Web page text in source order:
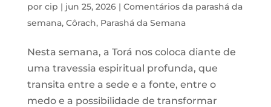
por cip | jun 25, 2026| Comentários da parashá da
semana, Côrach, Parashá da Semana
Nesta semana, a Torá nos coloca diante de
uma travessia espiritual profunda, que
transita entre a sede e a fonte, entre o
medo e a possibilidade de transformar